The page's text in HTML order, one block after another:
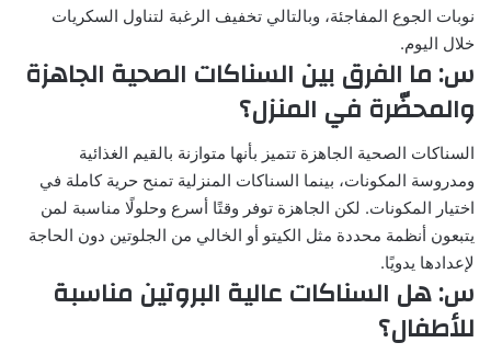
نوبات الجوع المفاجئة، وبالتالي تخفيف الرغبة لتناول السكريات
خلال اليوم.
س: ما الفرق بين السناكات الصحية الجاهزة
والمحضّرة في المنزل؟
السناكات الصحية الجاهزة تتميز بأنها متوازنة بالقيم الغذائية
ومدروسة المكونات، بينما السناكات المنزلية تمنح حرية كاملة في
اختيار المكونات. لكن الجاهزة توفر وقتًا أسرع وحلولًا مناسبة لمن
يتبعون أنظمة محددة مثل الكيتو أو الخالي من الجلوتين دون الحاجة
لإعدادها يدويًا.
س: هل السناكات عالية البروتين مناسبة
للأطفال؟